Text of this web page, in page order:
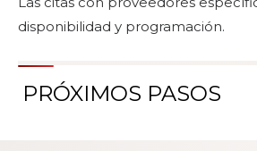
disponibilidad y programación.
PRÓXIMOS PASOS